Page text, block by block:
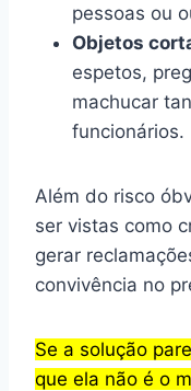
pessoas ou
Objetos
espetos,
machucar
funcionários.
Além do risco
ser vistas como
gerar
convivência no
Se a solução
que ela não é o